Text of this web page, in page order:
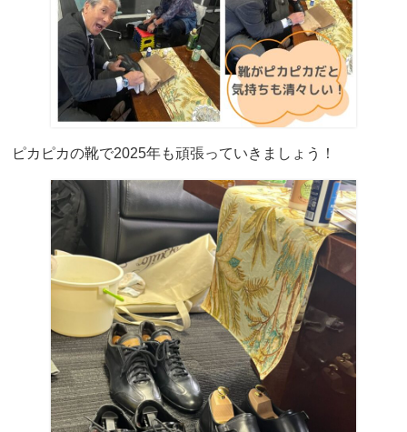
ピカピカの靴で2025年も頑張っていきましょう！